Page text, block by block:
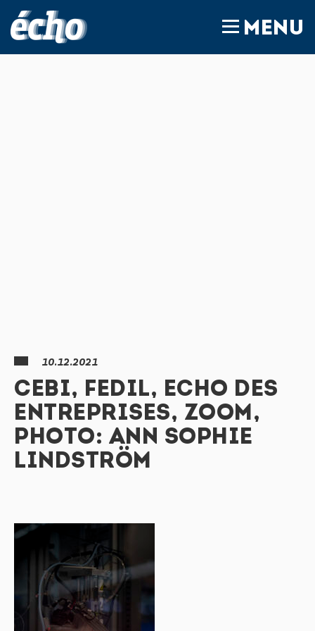
MENU
10.12.2021
CEBI, FEDIL, ECHO DES
ENTREPRISES, ZOOM,
PHOTO: ANN SOPHIE
LINDSTRÖM